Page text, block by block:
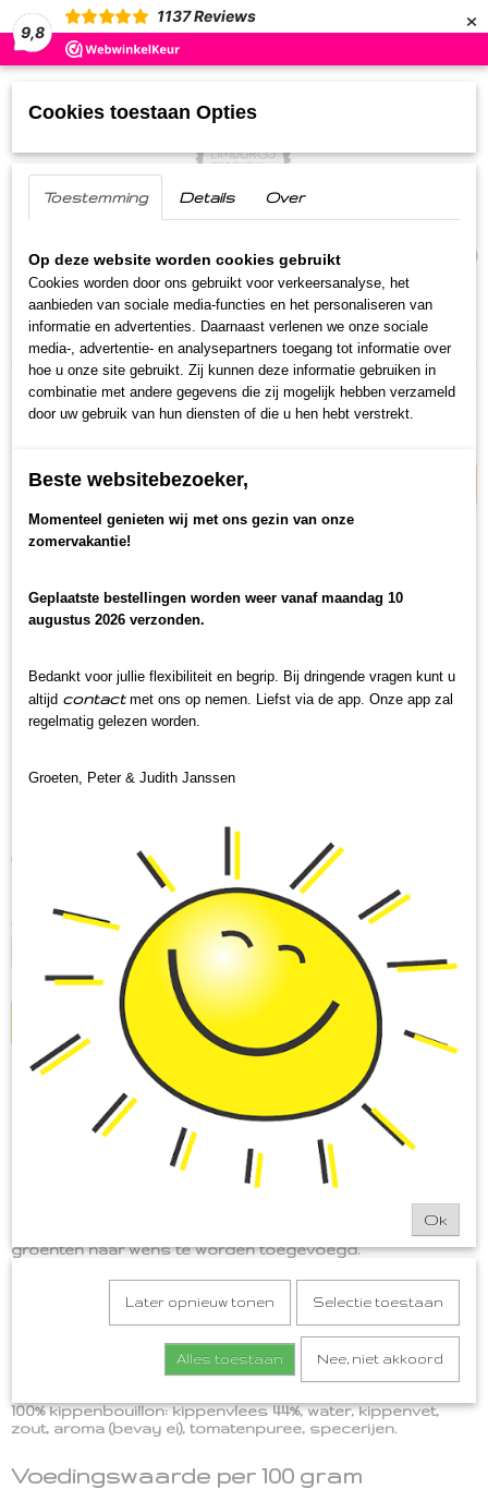
9,8
1137 Reviews ×
(0)
Home >Streekproducten Ambachtelijke soep
Kippenbouillon
Ambacht uit Brabant
€ 7,95 (inclusief btw 9%)
Aantal
IN WINKELWAGEN
Omschrijving
Kippenbouillon
Deze ambachtelijke kippenbouillon bevat vlees van hoge
Deze bouillon is een heerlijke basis voor een stevige
kippensoep. U hoeft slechts wat water, vermicelli en enkele
groenten naar wens te worden toegevoegd.
Ontdek ook onze andere ambachtelijke soepen.
Na openen gekoeld bewaren en binnen 48 uur
consumeren.
Ingrediënten
100% kippenbouillon: kippenvlees 44%, water, kippenvet,
zout, aroma (bevay ei), tomatenpuree, specerijen.
Voedingswaarde per 100 gram
Cookies toestaan Opties
Toestemming Details Over
Op deze website worden cookies gebruikt
Cookies worden door ons gebruikt voor verkeersanalyse, het
aanbieden van sociale media-functies en het personaliseren van
informatie en advertenties. Daarnaast verlenen we onze sociale
media-, advertentie- en analysepartners toegang tot informatie over
hoe u onze site gebruikt. Zij kunnen deze informatie gebruiken in
combinatie met andere gegevens die zij mogelijk hebben verzameld
door uw gebruik van hun diensten of die u hen hebt verstrekt.
Beste websitebezoeker,
Momenteel genieten wij met ons gezin van onze
zomervakantie!
Geplaatste bestellingen worden weer vanaf maandag 10
augustus 2026 verzonden.
Bedankt voor jullie flexibiliteit en begrip. Bij dringende vragen kunt u
altijd contactmet ons op nemen. Liefst via de app. Onze app zal
regelmatig gelezen worden.
Groeten, Peter & Judith Janssen
Ok
Later opnieuw tonen Selectie toestaan
Alles toestaan Nee, niet akkoord